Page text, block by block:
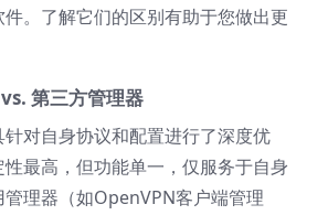
。了解它们的区别有助于您做出更
第三方管理器
对自身协议和配置进行了深度优
最高，但功能单一，仅服务于自身
理器（如OpenVPN客户端管理